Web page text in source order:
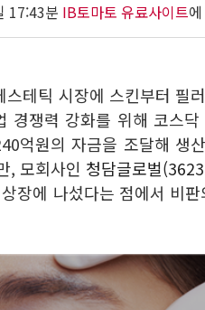
17:43분 IB토마토 유료사이트
테틱 시장에 스킨부터 필
경쟁력 강화를 위해 코스
억원의 자금을 조달해 생
, 모회사인 청담글로벌
장에 나섰다는 점에서 비